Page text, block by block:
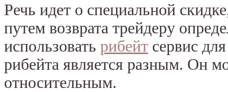
Речь идет о специальной
путем возврата трейдеру
использовать рибейт сервис
рибейта является разным. Он
относительным.